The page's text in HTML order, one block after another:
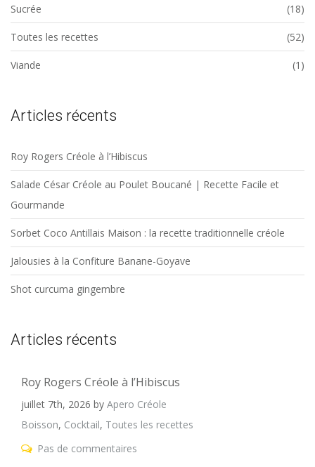
Sucrée (18)
Toutes les recettes (52)
Viande (1)
Articles récents
Roy Rogers Créole à l’Hibiscus
Salade César Créole au Poulet Boucané | Recette Facile et
Gourmande
Sorbet Coco Antillais Maison : la recette traditionnelle créole
Jalousies à la Confiture Banane-Goyave
Shot curcuma gingembre
Articles récents
Roy Rogers Créole à l’Hibiscus
juillet 7th, 2026 by Apero Créole
Boisson, Cocktail, Toutes les recettes
Pas de commentaires